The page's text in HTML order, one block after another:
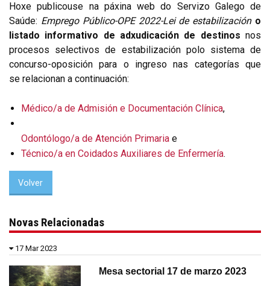
Hoxe publicouse na páxina web do Servizo Galego de
Saúde: Emprego Público-OPE 2022-Lei de estabilización o
listado informativo de adxudicación de destinos nos
procesos selectivos de estabilización polo sistema de
concurso-oposición para o ingreso nas categorías que
se relacionan a continuación:
Médico/a de Admisión e Documentación Clínica,
Odontólogo/a de Atención Primaria e
Técnico/a en Coidados Auxiliares de Enfermería.
Volver
Novas Relacionadas
17 Mar 2023
Mesa sectorial 17 de marzo 2023